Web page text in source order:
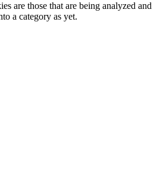
are those that are being analyzed and
a category as yet.